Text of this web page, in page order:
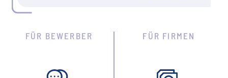
FÜR BEWERBER FÜR FIRMEN